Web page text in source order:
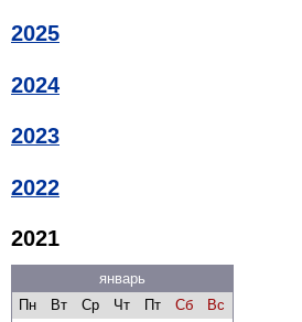
2025
2024
2023
2022
2021
январь
Пн
Вт Ср Чт Пт Сб
Вс